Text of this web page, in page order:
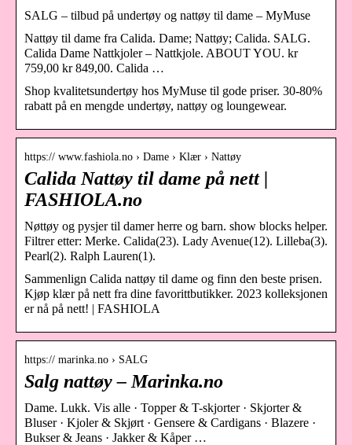
SALG – tilbud på undertøy og nattøy til dame – MyMuse
Nattøy til dame fra Calida. Dame; Nattøy; Calida. SALG.
Calida Dame Nattkjoler – Nattkjole. ABOUT YOU. kr
759,00 kr 849,00. Calida …
Shop kvalitetsundertøy hos MyMuse til gode priser. 30-80%
rabatt på en mengde undertøy, nattøy og loungewear.
https:// www.fashiola.no › Dame › Klær › Nattøy
Calida Nattøy til dame på nett |
FASHIOLA.no
Nøttøy og pysjer til damer herre og barn. show blocks helper.
Filtrer etter: Merke. Calida(23). Lady Avenue(12). Lilleba(3).
Pearl(2). Ralph Lauren(1).
Sammenlign Calida nattøy til dame og finn den beste prisen.
Kjøp klær på nett fra dine favorittbutikker. 2023 kolleksjonen
er nå på nett! | FASHIOLA
https:// marinka.no › SALG
Salg nattøy – Marinka.no
Dame. Lukk. Vis alle · Topper & T-skjorter · Skjorter &
Bluser · Kjoler & Skjørt · Gensere & Cardigans · Blazere ·
Bukser & Jeans · Jakker & Kåper …